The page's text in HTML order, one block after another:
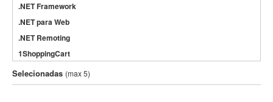
.NET Framework
.NET para Web
.NET Remoting
1ShoppingCart
3DS Max
3GSM
Selecionadas (max 5)